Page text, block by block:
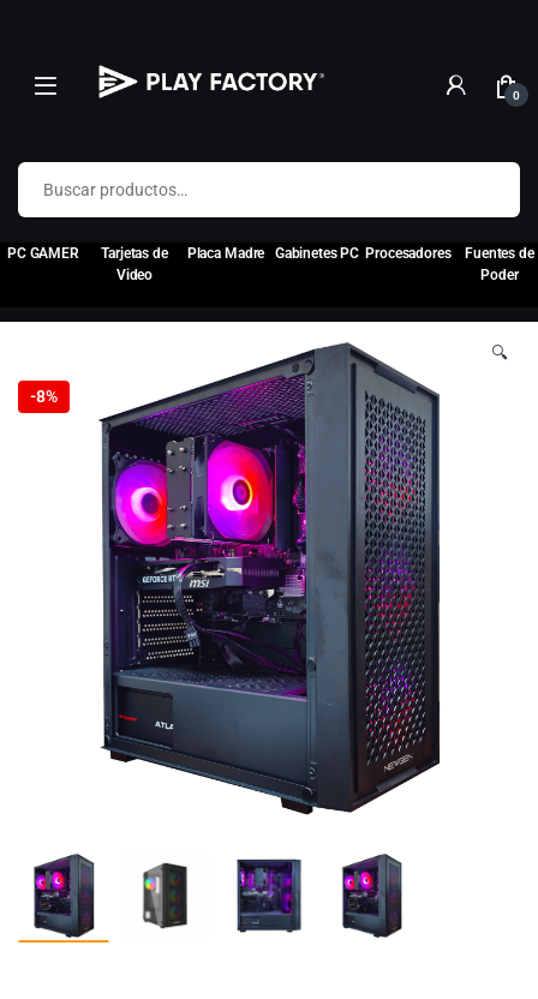
0
Buscar por:
PC GAMER
Tarjetas de
Video
Placa Madre Gabinetes PC Procesadores
Fuentes de
Poder
-8%
🔍